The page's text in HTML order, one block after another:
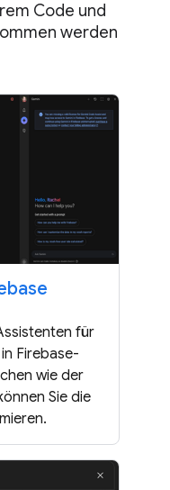
Code und
werden
für
Firebase-
wie der
Sie die